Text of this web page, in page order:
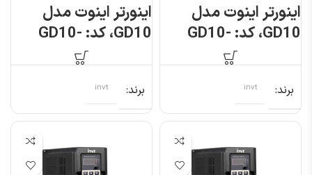
اینورتر اینوت مدل
GD10، کد: GD10-
0R7G-4-B
برند invt
اینورتر اینوت مدل
GD10، کد: GD10-
0R7G-S2-B
برند invt